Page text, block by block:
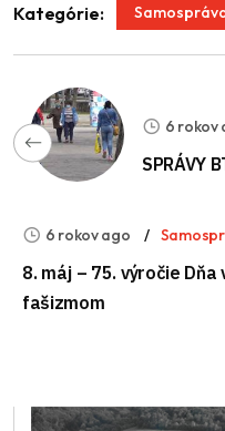
Kategórie:
6 rokov
SPRÁVY
6 rokov ago
8. máj – 75. výročie
fašizmom